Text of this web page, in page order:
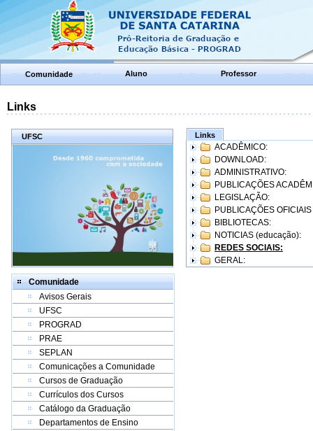
Comunidade Aluno Professor
Links
UFSC
Comunidade
Avisos Gerais
UFSC
PROGRAD
PRAE
SEPLAN
Comunicações a Comunidade
Cursos de Graduação
Currículos dos Cursos
Catálogo da Graduação
Departamentos de Ensino
Links
ACADÊMICO:
DOWNLOAD:
ADMINISTRATIVO:
PUBLICAÇÕES
LEGISLAÇÃO:
PUBLICAÇÕES
BIBLIOTECAS:
NOTICIAS (educação):
REDES SOCIAIS:
GERAL: